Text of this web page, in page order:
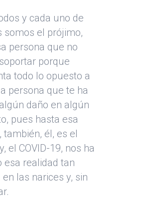
y cada uno de
somos el prójimo,
persona que no
porque
todo lo opuesto a
persona que te ha
daño en algún
pues hasta esa
también, él, es el
el COVID-19, nos ha
esa realidad tan
las narices y, sin